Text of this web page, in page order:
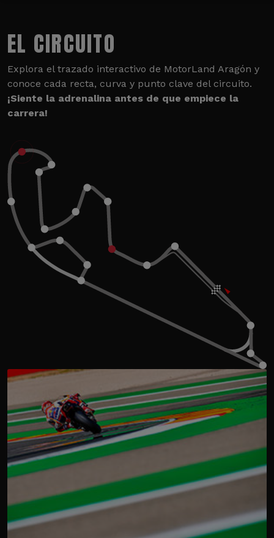
EL CIRCUITO
Explora el trazado interactivo de MotorLand Aragón y
conoce cada recta, curva y punto clave del circuito.
¡Siente la adrenalina antes de que empiece la
carrera!